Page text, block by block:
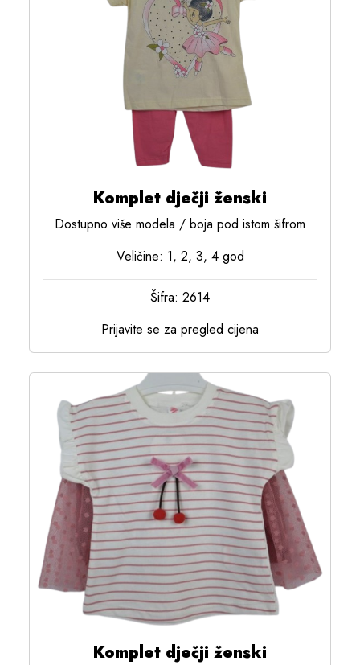
Komplet dječji ženski
Dostupno više modela / boja pod istom šifrom
Veličine: 1, 2, 3, 4 god
Šifra: 2614
Prijavite se za pregled cijena
Komplet dječji ženski